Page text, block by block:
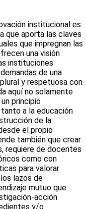
institucional es
que aporta las claves
que impregnan las
una visión
instituciones
de una
y respetuosa con
aquí no solamente
principio
a la educación
de la
el propio
también que crear
requiere de docentes
como con
para valorar
lazos de
mutuo que
acción
y/o